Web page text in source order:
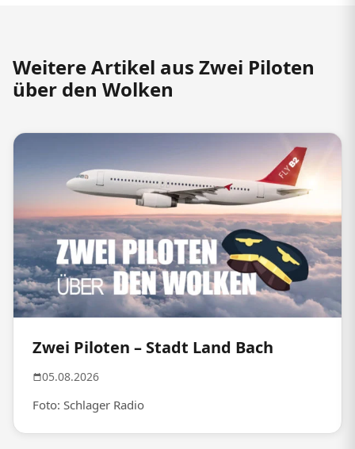
Weitere Artikel aus Zwei Piloten
über den Wolken
Zwei Piloten – Stadt Land Bach
05.08.2026
Foto: Schlager Radio